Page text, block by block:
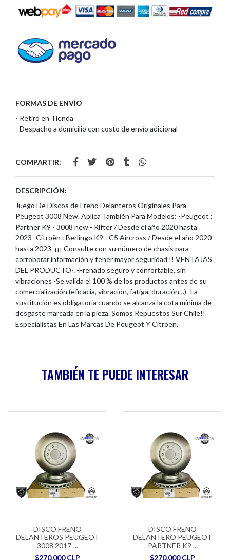
FORMAS DE ENVÍO
- Retiro en Tienda
- Despacho a domicilio con costo de envío adicional
COMPARTIR:
DESCRIPCIÓN:
Juego De Discos de Freno Delanteros Originales Para
Peugeot 3008 New. Aplica También Para Modelos: -Peugeot :
Partner K9 - 3008 new - Rifter / Desde el año 2020 hasta
2023 -Citroën : Berlingo K9 - C5 Aircross / Desde el año 2020
hasta 2023. ¡¡¡ Consulte con su número de chasis para
corroborar información y tener mayor seguridad !! VENTAJAS
DEL PRODUCTO-. -Frenado seguro y confortable, sin
vibraciones -Se valida el 100 % de los productos antes de su
comercialización (eficacia, vibración, fatiga, duración…) -La
sustitución es obligatoria cuando se alcanza la cota mínima de
desgaste marcada en la pieza. Somos Repuestos Sur Chile!!
Especialistas En Las Marcas De Peugeot Y Citroën.
TAMBIÉN TE PUEDE INTERESAR
DISCO FRENO
DELANTEROS PEUGEOT
3008 2017-...
$270.000 CLP
DISCO FRENO
DELANTERO PEUGEOT
PARTNER K9 ...
$270.000 CLP